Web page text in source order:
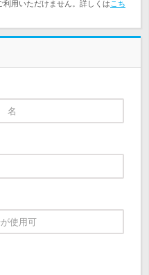
用いただけません。詳しくは こち